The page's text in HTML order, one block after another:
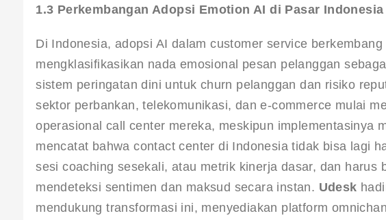
1.3 Perkembangan Adopsi Emotion AI di Pasar Indonesia
Di Indonesia, adopsi AI dalam customer service
mengklasifikasikan nada emosional pesan pelanggan
sistem peringatan dini untuk churn pelanggan dan risiko
sektor perbankan, telekomunikasi, dan e-commerce mulai
operasional call center mereka, meskipun implementasinya
mencatat bahwa contact center di Indonesia tidak bisa lagi
sesi coaching sesekali, atau metrik kinerja dasar, dan harus
mendeteksi sentimen dan maksud secara instan. Udesk
mendukung transformasi ini, menyediakan platform